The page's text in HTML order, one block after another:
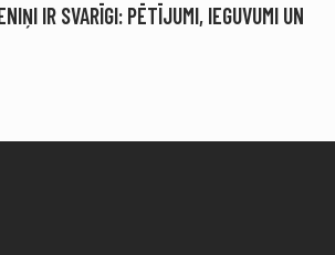
IR SVARĪGI: PĒTĪJUMI, IEGUVUMI UN